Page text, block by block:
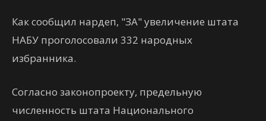
Как сообщил нардеп, "ЗА" увеличение штата
НАБУ проголосовали 332 народных
избранника.
Согласно законопроекту, предельную
численность штата Национального